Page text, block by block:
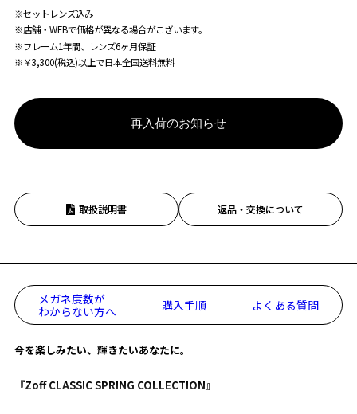
※セットレンズ込み
※店舗・WEBで価格が異なる場合がこざいます。
※フレーム1年間、レンズ6ヶ月保証
※￥3,300(税込)以上で日本全国送料無料
再入荷のお知らせ
取扱説明書 返品・交換について
メガネ度数が
わからない方へ
購入手順 よくある質問
今を楽しみたい、輝きたいあなたに。
『Zoff CLASSIC SPRING COLLECTION』